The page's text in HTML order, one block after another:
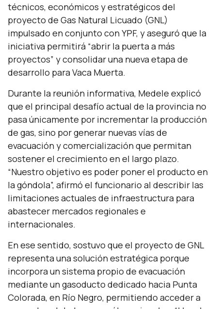
técnicos, económicos y estratégicos del
proyecto de Gas Natural Licuado (GNL)
impulsado en conjunto con YPF, y aseguró que la
iniciativa permitirá “abrir la puerta a más
proyectos” y consolidar una nueva etapa de
desarrollo para Vaca Muerta.
Durante la reunión informativa, Medele explicó
que el principal desafío actual de la provincia no
pasa únicamente por incrementar la producción
de gas, sino por generar nuevas vías de
evacuación y comercialización que permitan
sostener el crecimiento en el largo plazo.
“Nuestro objetivo es poder poner el producto en
la góndola”, afirmó el funcionario al describir las
limitaciones actuales de infraestructura para
abastecer mercados regionales e
internacionales.
En ese sentido, sostuvo que el proyecto de GNL
representa una solución estratégica porque
incorpora un sistema propio de evacuación
mediante un gasoducto dedicado hacia Punta
Colorada, en Río Negro, permitiendo acceder a